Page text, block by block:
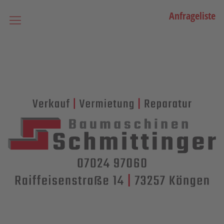
Anfrageliste
Bagger
Lader / Planiermaschinen
Lasergesteuerte Maschinen
Teleskopmaschinen
Miniraupenkrane